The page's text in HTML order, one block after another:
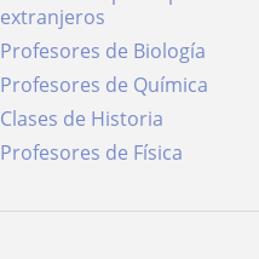
extranjeros
Profesores de Biología
Profesores de Química
Clases de Historia
Profesores de Física